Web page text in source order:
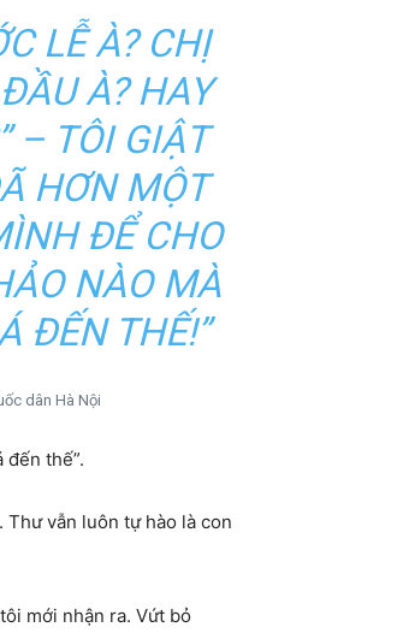
LỄ À? CHỊ
À? HAY
– TÔI GIẬT
HƠN MỘT
ĐỂ CHO
NÀO MÀ
ĐẾN THẾ!”
dân Hà Nội
thế”.
vẫn luôn tự hào là con
mới nhận ra. Vứt bỏ